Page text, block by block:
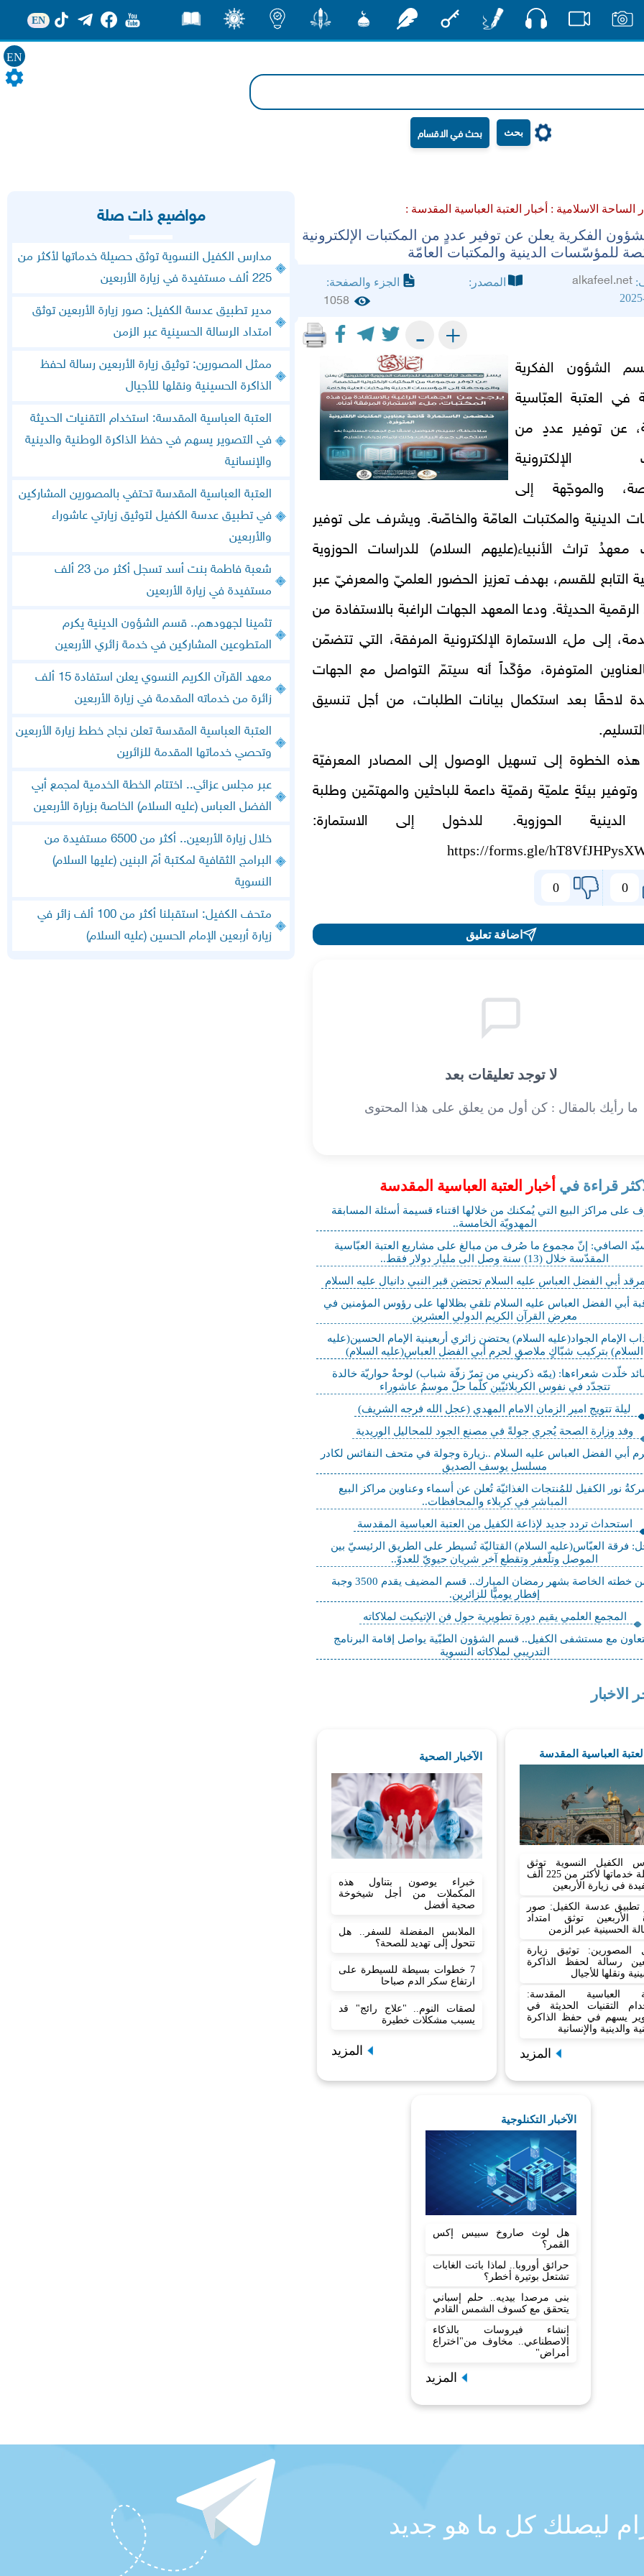
EN
EN
بحث
الساحة الاسلامية : أخبار العتبة العباسية المقدسة :
الفكرية يعلن عن توفير عددٍ من المكتبات الإلكترونية
للمؤسّسات الدينية والمكتبات العامّة
alkafeel.net المصدر:
الجزء والصفحة:
1058
+
-
الشؤون الفكرية
في العتبة العبّاسية
عن توفير عددٍ من
الإلكترونية
والموجّهة إلى
الدينية والمكتبات العامّة والخاصّة. ويشرف على توفير
معهدُ تراث الأنبياء(عليهم السلام) للدراسات الحوزوية
التابع للقسم، بهدف تعزيز الحضور العلميّ والمعرفيّ عبر
الحديثة. ودعا المعهد الجهات الراغبة بالاستفادة من
إلى ملء الاستمارة الإلكترونية المرفقة، التي تتضمّن
المتوفرة، مؤكّداً أنه سيتمّ التواصل مع الجهات
لاحقًا بعد استكمال بيانات الطلبات، من أجل تنسيق
الخطوة إلى تسهيل الوصول إلى المصادر المعرفيّة
وتوفير بيئةٍ علميّة رقميّة داعمة للباحثين والمهتمّين وطلبة
الدينية الحوزوية. للدخول إلى الاستمارة:
https://forms.gle/
0
0
اضافة تعليق
لا توجد تعليقات بعد
ما رأيك بالمقال : كن أول من يعلق على هذا المحتوى
قراءة في أخبار العتبة العباسية المقدسة
على مراكز البيع التي يُمكنك من خلالها اقتناء قسيمة أسئلة المسابقة
المهدويّة الخامسة..
الصافي: إنّ مجموع ما صُرف من مبالغ على مشاريع العتبة العبّاسية
المقدّسة خلال (13) سنة وصل الى مليار دولار فقط..
مرقد أبي الفضل العباس عليه السلام تحتضن قبر النبي دانيال عليه السلام
أبي الفضل العباس عليه السلام تلقي بظلالها على رؤوس المؤمنين في
معرض القرآن الكريم الدولي العشرين
الإمام الجواد(عليه السلام) يحتضن زائري أربعينية الإمام الحسين(عليه
السلام) بتركيب شبّاكٍ ملاصقٍ لحرم أبي الفضل العباس(عليه السلام)
خلّدت شعراءها: (يمّه ذكريني من تمرّ زفّة شباب) لوحةٌ حواريّة خالدة
تتجدّد في نفوس الكربلائيّين كلّما حلّ موسمُ عاشوراء
ليلة تتويج امير الزمان الامام المهدي (عجل الله فرجه الشريف)
وفد وزارة الصحة يُجري جولةً في مصنع الجود للمحاليل الوريدية
أبي الفضل العباس عليه السلام ..زيارة وجولة في متحف النفائس لكادر
مسلسل يوسف الصديق
نور الكفيل للمُنتجات الغذائيّة تُعلن عن أسماء وعناوين مراكز البيع
المباشر في كربلاء والمحافظات..
استحداث تردد جديد لإذاعة الكفيل من العتبة العباسية المقدسة
فرقة العبّاس(عليه السلام) القتاليّة تُسيطر على الطريق الرئيسيّ بين
الموصل وتلّعفر وتقطع آخر شريان حيويّ للعدوّ..
ضمن خطته الخاصة بشهر رمضان المبارك.. قسم المضيف يقدم 3500 وجبة
إفطار يوميًّا للزائرين.
المجمع العلمي يقيم دورة تطويرية حول فن الإتيكيت لملاكاته
مع مستشفى الكفيل.. قسم الشؤون الطبّية يواصل إقامة البرنامج
التدريبي لملاكاته النسوية
الاخبار
العباسية المقدسة
الكفيل النسوية توثق
حصيلة خدماتها لأكثر من 225 ألف
في زيارة الأربعين
تطبيق عدسة الكفيل: صور
الأربعين توثق امتداد
الحسينية عبر الزمن
المصورين: توثيق زيارة
رسالة لحفظ الذاكرة
ونقلها للأجيال
العباسية المقدسة:
التقنيات الحديثة في
يسهم في حفظ الذاكرة
والدينية والإنسانية
المزيد
الآخبار الصحية
خبراء يوصون بتناول هذه
المكملات من أجل شيخوخة
صحية أفضل
الملابس المفضلة للسفر.. هل
تتحول إلى تهديد للصحة؟
7 خطوات بسيطة للسيطرة على
ارتفاع سكر الدم صباحا
لصقات النوم.. "علاج رائج" قد
يسبب مشكلات خطيرة
المزيد
الآخبار التكنلوجية
هل لوث صاروخ سبيس إكس
القمر؟
حرائق أوروبا.. لماذا باتت الغابات
تشتعل بوتيرة أخطر؟
بنى مرصدا بيديه.. حلم إسباني
يتحقق مع كسوف الشمس القادم
إنشاء فيروسات بالذكاء
الاصطناعي.. مخاوف من"اختراع
أمراض"
المزيد
مواضيع ذات صلة
مدارس الكفيل النسوية توثق حصيلة خدماتها لأكثر من
225 ألف مستفيدة في زيارة الأربعين
مدير تطبيق عدسة الكفيل: صور زيارة الأربعين توثق
امتداد الرسالة الحسينية عبر الزمن
ممثل المصورين: توثيق زيارة الأربعين رسالة لحفظ
الذاكرة الحسينية ونقلها للأجيال
العتبة العباسية المقدسة: استخدام التقنيات الحديثة
في التصوير يسهم في حفظ الذاكرة الوطنية والدينية
والإنسانية
العتبة العباسية المقدسة تحتفي بالمصورين المشاركين
في تطبيق عدسة الكفيل لتوثيق زيارتي عاشوراء
والأربعين
شعبة فاطمة بنت أسد تسجل أكثر من 23 ألف
مستفيدة في زيارة الأربعين
تثمينا لجهودهم.. قسم الشؤون الدينية يكرم
المتطوعين المشاركين في خدمة زائري الأربعين
معهد القرآن الكريم النسوي يعلن استفادة 15 ألف
زائرة من خدماته المقدمة في زيارة الأربعين
العتبة العباسية المقدسة تعلن نجاح خطط زيارة الأربعين
وتحصي خدماتها المقدمة للزائرين
عبر مجلس عزائي.. اختتام الخطة الخدمية لمجمع أبي
الفضل العباس (عليه السلام) الخاصة بزيارة الأربعين
خلال زيارة الأربعين.. أكثر من 6500 مستفيدة من
البرامج الثقافية لمكتبة أمّ البنين (عليها السلام)
النسوية
متحف الكفيل: استقبلنا أكثر من 100 ألف زائر في
زيارة أربعين الإمام الحسين (عليه السلام)
ليصلك كل ما هو جديد